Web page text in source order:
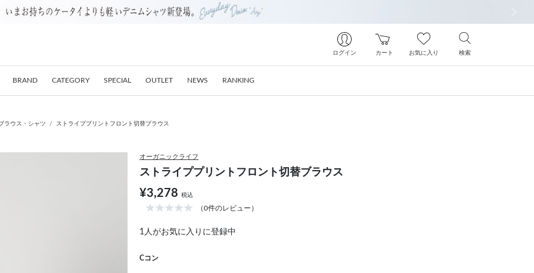
ログイン カート お気に入り 検索
BRAND CATEGORY SPECIAL OUTLET NEWS RANKING
ラウス・シャツ ストライププリントフロント切替ブラウス
オーガニックライフ
ストライププリントフロント切替ブラウス
¥3,278 税込
（0件のレビュー）
1人がお気に入りに登録中
Cコン